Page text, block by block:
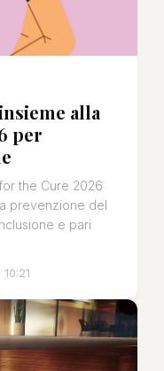
alla
per
the Cure 2026
prevenzione del
e pari